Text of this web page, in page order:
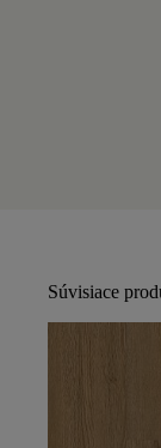
Súvisiace